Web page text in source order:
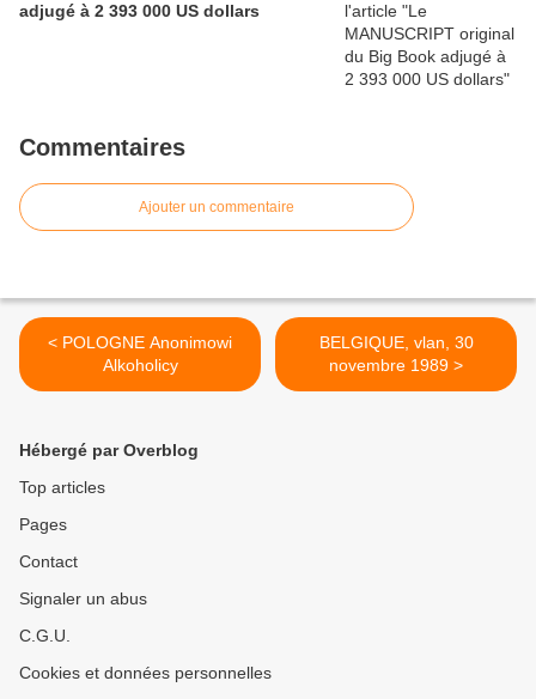
adjugé à 2 393 000 US dollars
Commentaires
Ajouter un commentaire
< POLOGNE Anonimowi
Alkoholicy
BELGIQUE, vlan, 30
novembre 1989 >
Hébergé par Overblog
Top articles
Pages
Contact
Signaler un abus
C.G.U.
Cookies et données personnelles